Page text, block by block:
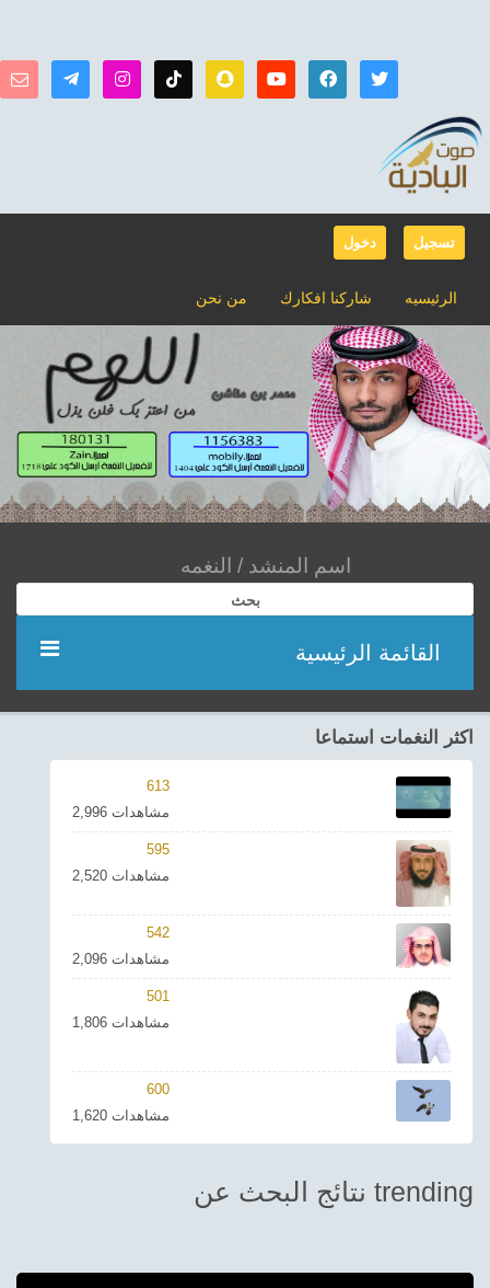
دخول تسجيل
من نحن شاركنا افكارك الرئيسيه
بحث
القائمة الرئيسية
مؤديين
شعر
اناشيد
ادعية
احدث الفيديوهات
ترفيهي
Asian
Foreign
Sudani tones
اكثر النغمات استماعا
613
2,996 مشاهدات
595
2,520 مشاهدات
542
2,096 مشاهدات
501
1,806 مشاهدات
600
1,620 مشاهدات
نتائج البحث عن trending